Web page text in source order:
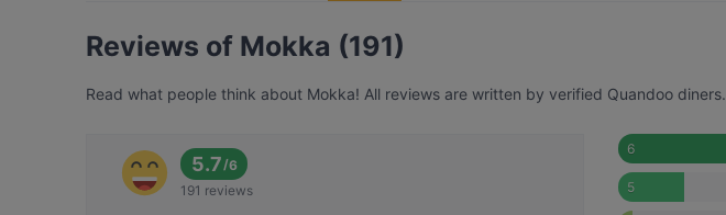
Reviews of Mokka (191)
Read what people think about Mokka! All reviews are written by verified Quandoo diners.
5.7/6
191 reviews
6
5